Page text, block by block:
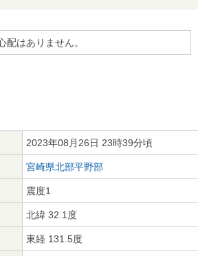
配はありません。
2023年08月26日 23時39分頃
宮崎県北部平野部
震度1
北緯 32.1度
東経 131.5度